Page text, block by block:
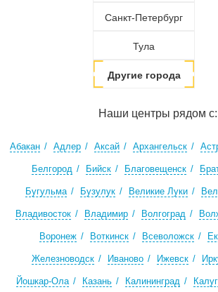
Санкт-Петербург
Тула
Другие города
Наши центры рядом с:
Абакан Адлер Аксай Архангельск
Белгород Бийск Благовещенск
Бугульма Бузулук Великие Луки
Владивосток Владимир Волгоград
Воронеж Воткинск Всеволожск
Железноводск Иваново Ижевск
Йошкар-Ола Казань Калининград